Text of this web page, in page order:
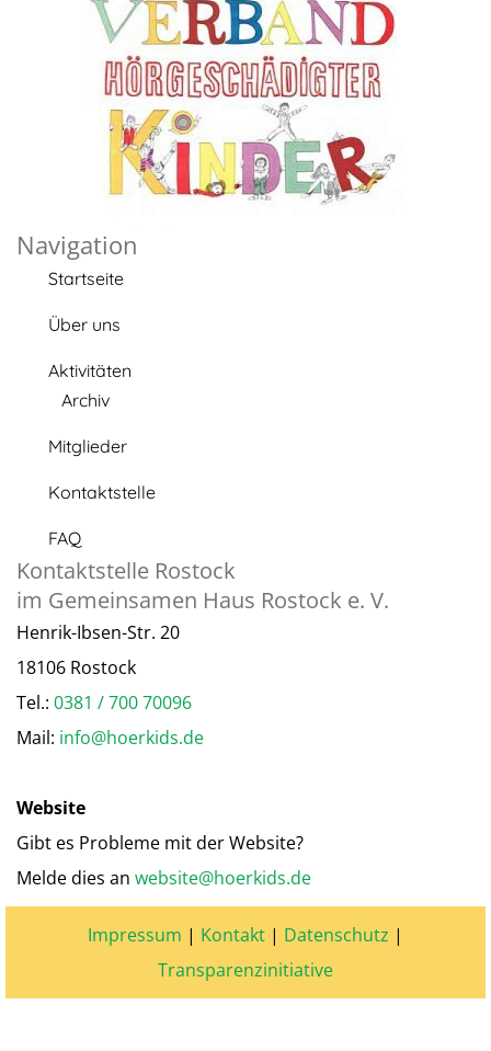
Navigation
Startseite
Über uns
Aktivitäten
Archiv
Mitglieder
Kontaktstelle
FAQ
Kontaktstelle Rostock
im Gemeinsamen Haus Rostock e. V.
Henrik-Ibsen-Str. 20
18106 Rostock
Tel.: 0381 / 700 70096
Mail: info@hoerkids.de
Website
Gibt es Probleme mit der Website?
Melde dies an website@hoerkids.de
Impressum | Kontakt | Datenschutz |
Transparenzinitiative